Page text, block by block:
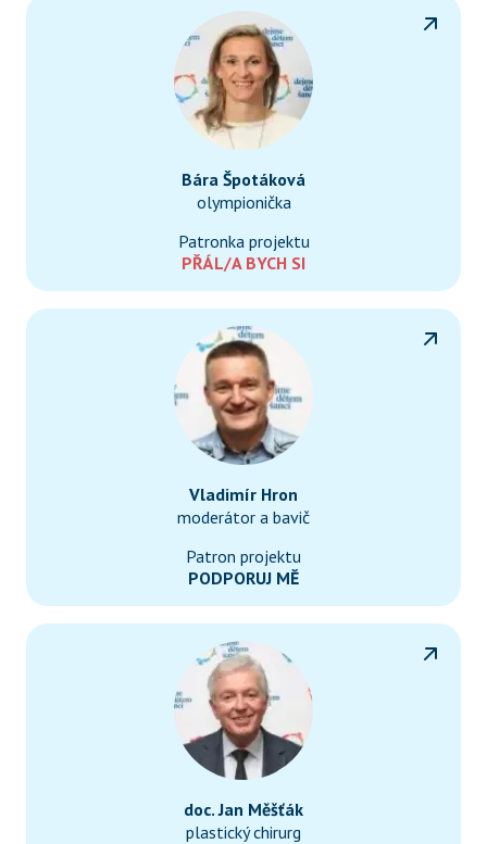
Bára Špotáková
olympionička
Patronka projektu
PŘÁL/A BYCH SI
Vladimír Hron
moderátor a bavič
Patron projektu
PODPORUJ MĚ
doc. Jan Měšťák
plastický chirurg